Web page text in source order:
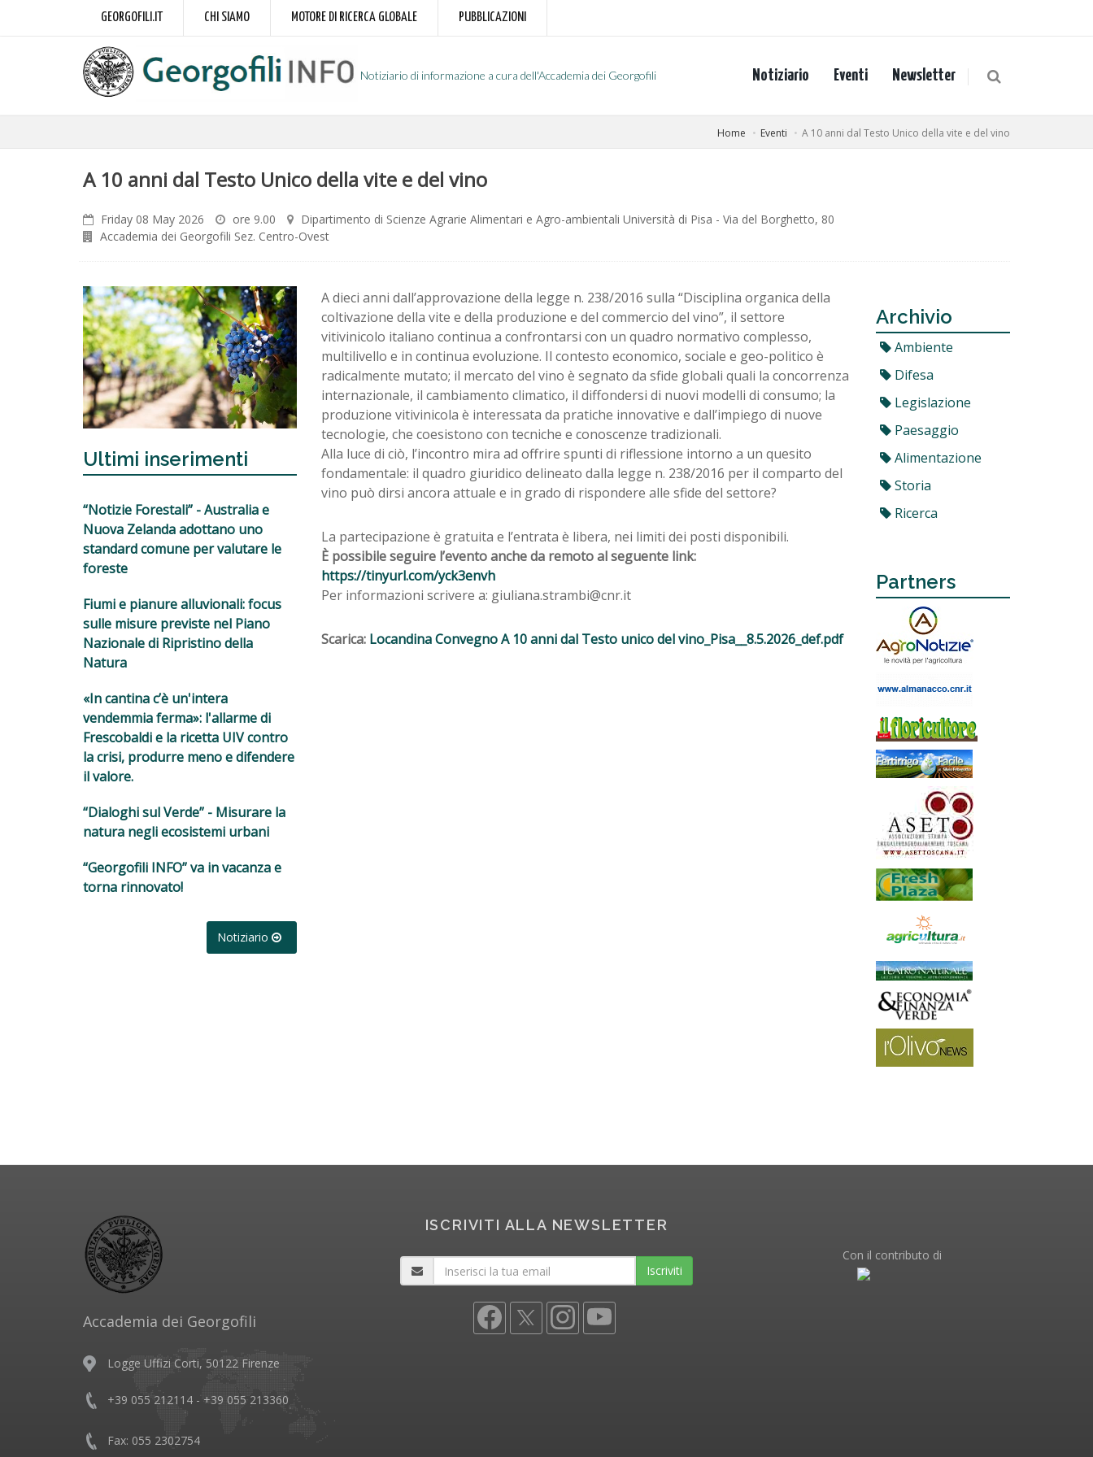
GEORGOFILI.IT CHI SIAMO MOTORE DI RICERCA GLOBALE PUBBLICAZIONI
Notiziario di informazione a cura dell'Accademia dei Georgofili Notiziario Eventi Newsletter
Home Eventi A 10 anni dal Testo Unico della vite e del vino
A 10 anni dal Testo Unico della vite e del vino
Friday 08 May 2026 ore 9.00
Dipartimento di Scienze Agrarie Alimentari e Agro-ambientali Università di Pisa - Via del Borghetto, 80
Accademia dei Georgofili Sez. Centro-Ovest
Ultimi inserimenti
“Notizie Forestali” - Australia e
Nuova Zelanda adottano uno
standard comune per valutare le
foreste
Fiumi e pianure alluvionali: focus
sulle misure previste nel Piano
Nazionale di Ripristino della
Natura
«In cantina c’è un'intera
vendemmia ferma»: l'allarme di
Frescobaldi e la ricetta UIV contro
la crisi, produrre meno e difendere
il valore.
“Dialoghi sul Verde” - Misurare la
natura negli ecosistemi urbani
“Georgofili INFO” va in vacanza e
torna rinnovato!
Notiziario
A dieci anni dall’approvazione della legge n. 238/2016 sulla “Disciplina organica della
coltivazione della vite e della produzione e del commercio del vino”, il settore
vitivinicolo italiano continua a confrontarsi con un quadro normativo complesso,
multilivello e in continua evoluzione. Il contesto economico, sociale e geo-politico è
radicalmente mutato; il mercato del vino è segnato da sfide globali quali la concorrenza
internazionale, il cambiamento climatico, il diffondersi di nuovi modelli di consumo; la
produzione vitivinicola è interessata da pratiche innovative e dall’impiego di nuove
tecnologie, che coesistono con tecniche e conoscenze tradizionali.
Alla luce di ciò, l’incontro mira ad offrire spunti di riflessione intorno a un quesito
fondamentale: il quadro giuridico delineato dalla legge n. 238/2016 per il comparto del
vino può dirsi ancora attuale e in grado di rispondere alle sfide del settore?
La partecipazione è gratuita e l’entrata è libera, nei limiti dei posti disponibili.
È possibile seguire l’evento anche da remoto al seguente link:
https://tinyurl.com/yck3envh
Per informazioni scrivere a: giuliana.strambi@cnr.it
Scarica: Locandina Convegno A 10 anni dal Testo unico del vino_Pisa__8.5.2026_def.pdf
Archivio
Ambiente
Difesa
Legislazione
Paesaggio
Alimentazione
Storia
Ricerca
Partners
Accademia dei Georgofili
Logge Uffizi Corti, 50122 Firenze
+39 055 212114 - +39 055 213360
Fax: 055 2302754
ISCRIVITI ALLA NEWSLETTER
Iscriviti
Con il contributo di